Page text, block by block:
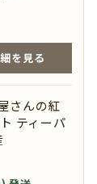
を見る
さんの紅
ティーパ